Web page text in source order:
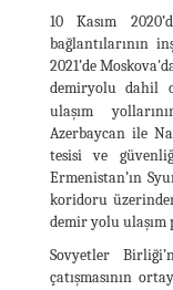
10 Kasım
bağlantılarının
2021’de
demiryolu dahil
ulaşım
Azerbaycan ile
tesisi ve
Ermenistan’ın
koridoru
demir yolu ulaşım
Sovyetler
çatışmasının